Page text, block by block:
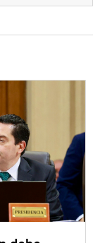
también
Palacios (AP),
Consumidor y
Públicos,
Comisión de
“Esta
y usuarios